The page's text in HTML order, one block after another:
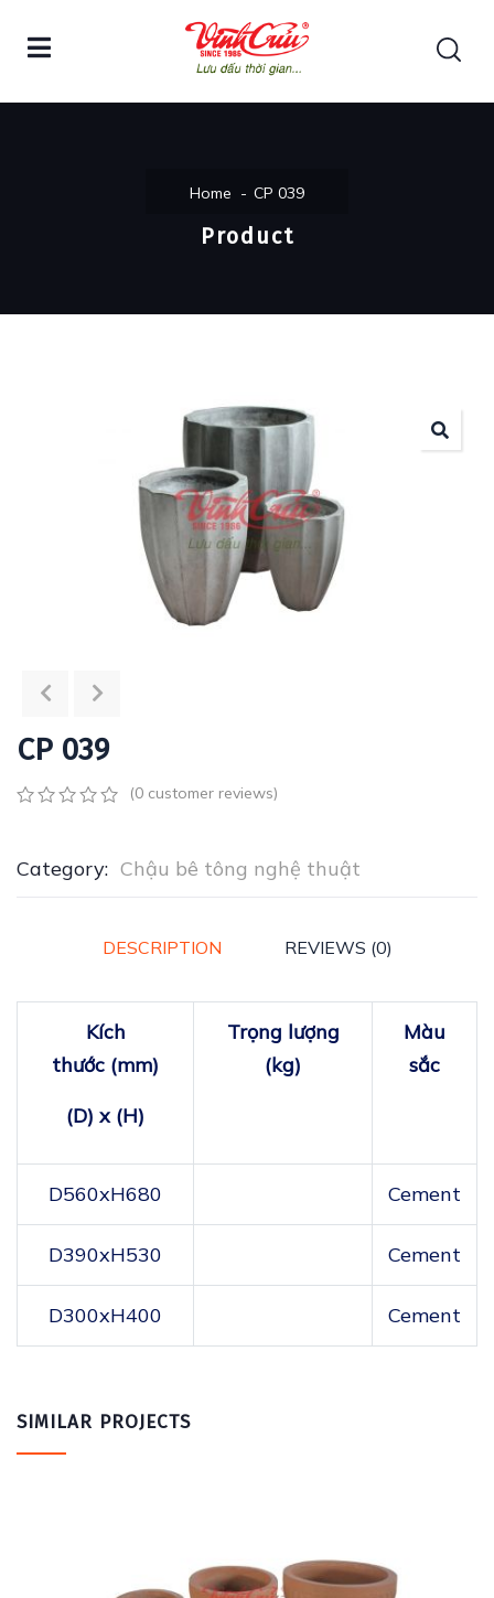
Home CP 039
Product
CP 039
of
based
(0 customer reviews)
Category: Chậu bê tông nghệ thuật
DESCRIPTION REVIEWS (0)
Kí​ch
thước (mm)
(D) x (H)
Trọ​ng lư​ợ​ng
(kg)
Mà​u
sắc
D560xH680 Cement
D390xH530 Cement
D300xH400 Cement
SIMILAR PROJECTS